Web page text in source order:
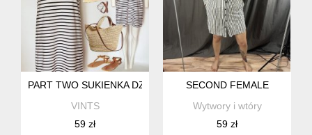
PART TWO SUKIENKA DZIANINOWA W PASKI 100%
VINTS
59 zł
SECOND FEMALE
Wytwory i wtóry
59 zł